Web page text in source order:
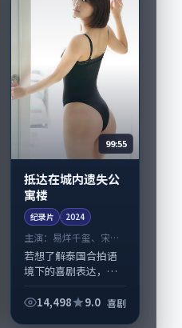
99:55
抵达在城内遗失公
寓楼
纪录片 2024
主演： 易烊千玺、宋佳
等
若想了解泰国合拍语
境下的喜剧表达，
寓楼》值得关注：剧
14,498 9.0 喜剧